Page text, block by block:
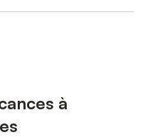
à